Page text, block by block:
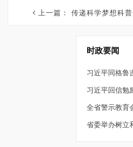
上一篇： 传递科学梦想科普进校园系列活动第
时政要闻